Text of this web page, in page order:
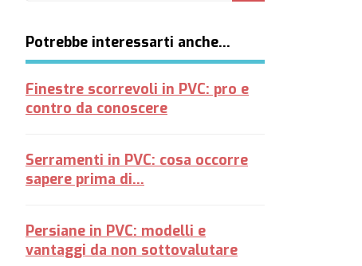
Potrebbe interessarti anche…
Finestre scorrevoli in PVC: pro e
contro da conoscere
Serramenti in PVC: cosa occorre
sapere prima di...
Persiane in PVC: modelli e
vantaggi da non sottovalutare